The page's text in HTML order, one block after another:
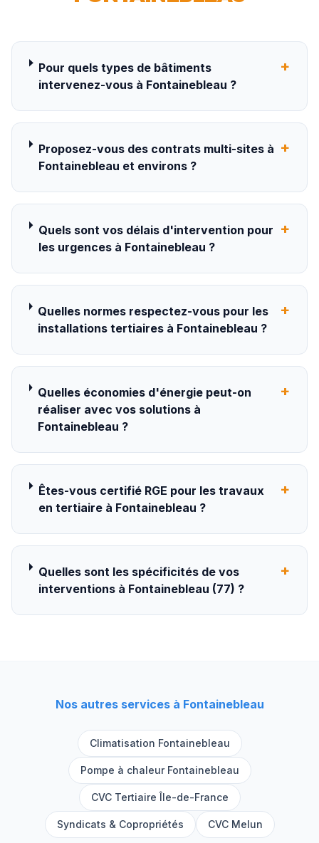
Pour quels types de bâtiments
intervenez-vous à Fontainebleau ?
+
Proposez-vous des contrats multi-sites à
Fontainebleau et environs ?
+
Quels sont vos délais d'intervention pour
les urgences à Fontainebleau ?
+
Quelles normes respectez-vous pour les
installations tertiaires à Fontainebleau ?
+
Quelles économies d'énergie peut-on
réaliser avec vos solutions à
Fontainebleau ?
+
Êtes-vous certifié RGE pour les travaux
en tertiaire à Fontainebleau ?
+
Quelles sont les spécificités de vos
interventions à Fontainebleau (77) ?
+
Nos autres services à Fontainebleau
Climatisation Fontainebleau
Pompe à chaleur Fontainebleau
CVC Tertiaire Île-de-France
Syndicats & Copropriétés CVC Melun